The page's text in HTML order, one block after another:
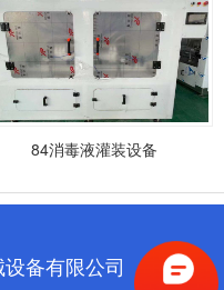
84消毒液灌装设备
备有限公司